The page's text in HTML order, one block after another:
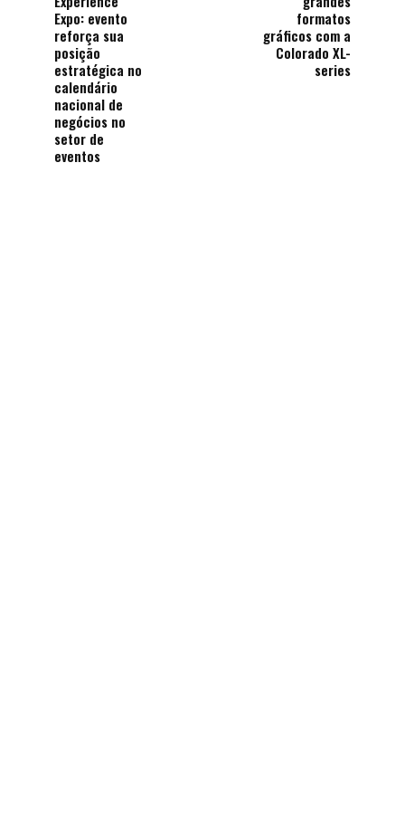
Expo: evento
reforça sua
posição
estratégica no
calendário
nacional de
negócios no
setor de
eventos
formatos
gráficos com a
Colorado XL-
series